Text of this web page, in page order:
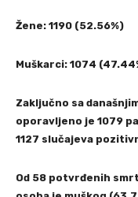
Žene: 1190 (52.56%)
Muškarci: 1074
Zaključno sa
oporavljeno je 1079
1127 slučajeva
Od 58 potvrđenih